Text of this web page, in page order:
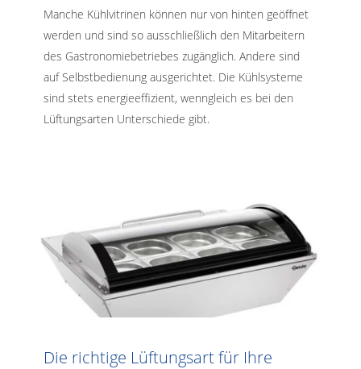
Manche Kühlvitrinen können nur von hinten geöffnet
werden und sind so ausschließlich den Mitarbeitern
des Gastronomiebetriebes zugänglich. Andere sind
auf Selbstbedienung ausgerichtet. Die Kühlsysteme
sind stets energieeffizient, wenngleich es bei den
Lüftungsarten Unterschiede gibt.
Die richtige Lüftungsart für Ihre